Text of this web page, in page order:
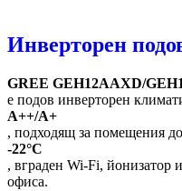
Инверторен
GREE GEH12AAXD/
е подов инверторен
A++/A+
, подходящ за помещения
-22°C
, вграден Wi-Fi, йонизатор
офиса.